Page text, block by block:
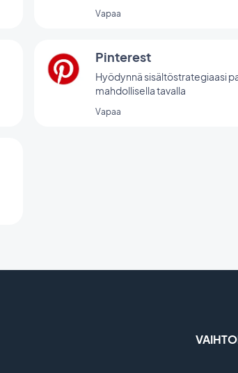
Vapaa
Pinterest
Hyödynnä sisältöstrategiaasi
mahdollisella tavalla
Vapaa